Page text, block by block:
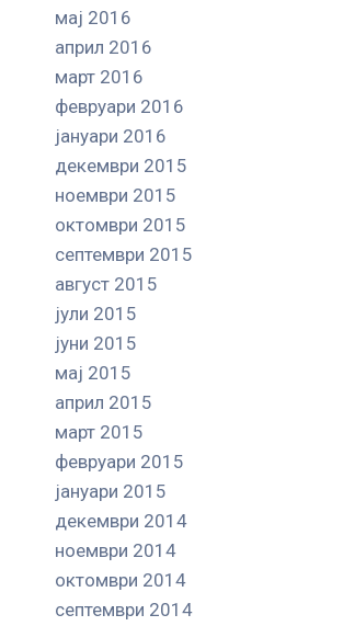
мај 2016
април 2016
март 2016
февруари 2016
јануари 2016
декември 2015
ноември 2015
октомври 2015
септември 2015
август 2015
јули 2015
јуни 2015
мај 2015
април 2015
март 2015
февруари 2015
јануари 2015
декември 2014
ноември 2014
октомври 2014
септември 2014